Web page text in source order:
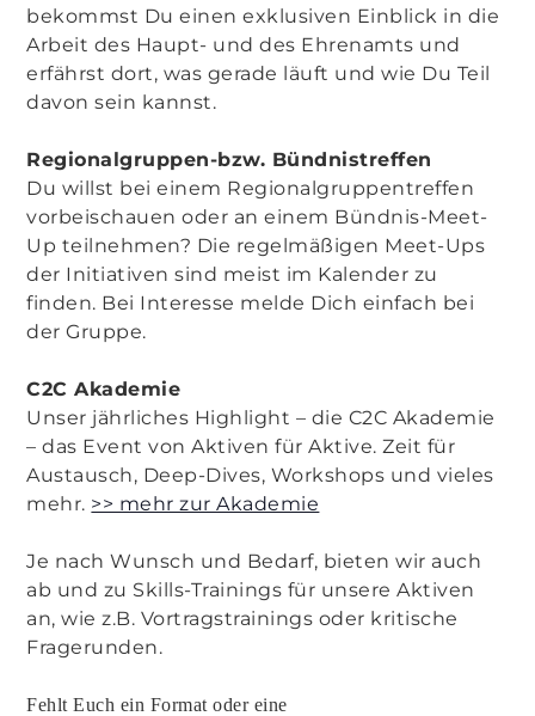
bekommst Du einen exklusiven Einblick in die
Arbeit des Haupt- und des Ehrenamts und
erfährst dort, was gerade läuft und wie Du Teil
davon sein kannst.
Regionalgruppen-bzw. Bündnistreffen
Du willst bei einem Regionalgruppentreffen
vorbeischauen oder an einem Bündnis-Meet-
Up teilnehmen? Die regelmäßigen Meet-Ups
der Initiativen sind meist im Kalender zu
finden. Bei Interesse melde Dich einfach bei
der Gruppe.
C2C Akademie
Unser jährliches Highlight – die C2C Akademie
– das Event von Aktiven für Aktive. Zeit für
Austausch, Deep-Dives, Workshops und vieles
mehr. >> mehr zur Akademie
Je nach Wunsch und Bedarf, bieten wir auch
ab und zu Skills-Trainings für unsere Aktiven
an, wie z.B. Vortragstrainings oder kritische
Fragerunden.
Fehlt Euch ein Format oder eine